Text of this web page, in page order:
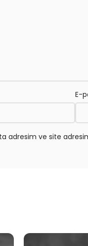
E-
adresim ve site